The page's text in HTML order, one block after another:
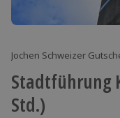
Jochen Schweizer
Stadtführung
Std.)